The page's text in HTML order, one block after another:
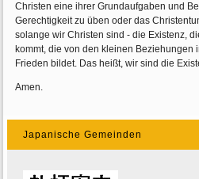
Christen eine ihrer Grundaufgaben und
Gerechtigkeit zu üben oder das
solange wir Christen sind - die Existenz,
kommt, die von den kleinen Beziehungen
Frieden bildet. Das heißt, wir sind die
Amen.
Japanische Gemeinden